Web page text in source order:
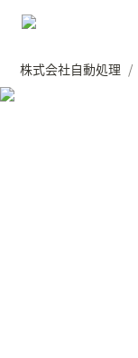
株式会社自動処理 /